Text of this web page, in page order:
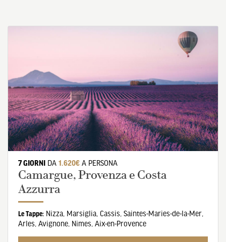
7 GIORNI DA 1.620€ A PERSONA
Camargue, Provenza e Costa
Azzurra
Le Tappe: Nizza, Marsiglia, Cassis Saintes-Maries-de-la-Mer,
Arles Avignone Nimes Aix-en-Provence